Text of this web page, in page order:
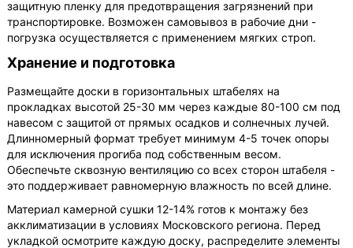
защитную пленку для предотвращения загрязнений при
транспортировке. Возможен самовывоз в рабочие дни -
погрузка осуществляется с применением мягких строп.
Хранение и подготовка
Размещайте доски в горизонтальных штабелях на
прокладках высотой 25-30 мм через каждые 80-100 см под
навесом с защитой от прямых осадков и солнечных лучей.
Длинномерный формат требует минимум 4-5 точек опоры
для исключения прогиба под собственным весом.
Обеспечьте сквозную вентиляцию со всех сторон штабеля -
это поддерживает равномерную влажность по всей длине.
Материал камерной сушки 12-14% готов к монтажу без
акклиматизации в условиях Московского региона. Перед
укладкой осмотрите каждую доску, распределите элементы